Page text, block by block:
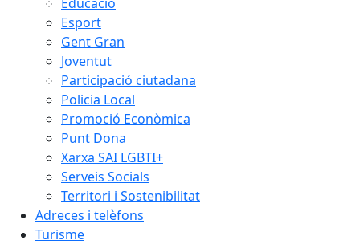
Esport
Gent Gran
Joventut
Participació ciutadana
Policia Local
Promoció Econòmica
Punt Dona
Xarxa SAI LGBTI+
Serveis Socials
Territori i Sostenibilitat
Adreces i telèfons
Turisme